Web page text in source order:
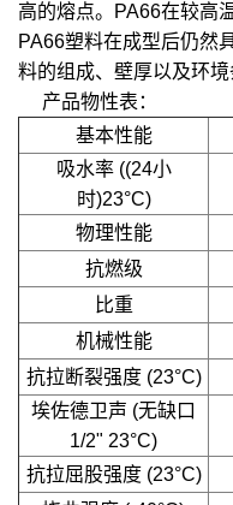
高的熔点。PA66在较高
PA66塑料在成型后仍然
料的组成、壁厚以及环境
产品物性表：
基本性能
吸水率 ((24小
时)23°C)
物理性能
抗燃级
比重
机械性能
抗拉断裂强度 (23°C)
埃佐德卫声 (无缺口
1/2" 23°C)
抗拉屈股强度 (23°C)